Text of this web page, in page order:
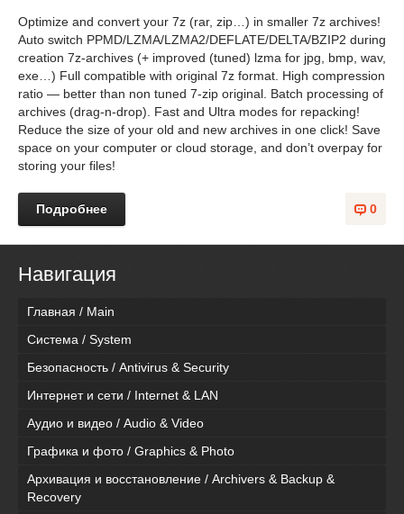
Optimize and convert your 7z (rar, zip…) in smaller 7z archives!
Auto switch PPMD/LZMA/LZMA2/DEFLATE/DELTA/BZIP2 during
creation 7z-archives (+ improved (tuned) lzma for jpg, bmp, wav,
exe…) Full compatible with original 7z format. High compression
ratio — better than non tuned 7-zip original. Batch processing of
archives (drag-n-drop). Fast and Ultra modes for repacking!
Reduce the size of your old and new archives in one click! Save
space on your computer or cloud storage, and don’t overpay for
storing your files!
0
Подробнее
Навигация
Главная / Main
Система / System
Безопасность / Antivirus & Security
Интернет и сети / Internet & LAN
Аудио и видео / Audio & Video
Графика и фото / Graphics & Photo
Архивация и восстановление / Archivers & Backup &
Recovery